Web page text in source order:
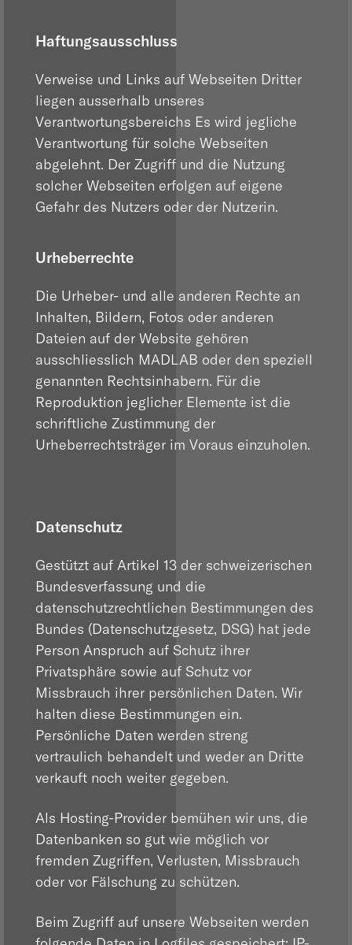
Haftungsausschluss
Verweise und Links auf Webseiten Dritter
liegen ausserhalb unseres
Verantwortungsbereichs Es wird jegliche
Verantwortung für solche Webseiten
abgelehnt. Der Zugriff und die Nutzung
solcher Webseiten erfolgen auf eigene
Gefahr des Nutzers oder der Nutzerin.
Urheberrechte
Die Urheber- und alle anderen Rechte an
Inhalten, Bildern, Fotos oder anderen
Dateien auf der Website gehören
ausschliesslich MADLAB oder den speziell
genannten Rechtsinhabern. Für die
Reproduktion jeglicher Elemente ist die
schriftliche Zustimmung der
Urheberrechtsträger im Voraus einzuholen.
Datenschutz
Gestützt auf Artikel 13 der schweizerischen
Bundesverfassung und die
datenschutzrechtlichen Bestimmungen des
Bundes (Datenschutzgesetz, DSG) hat jede
Person Anspruch auf Schutz ihrer
Privatsphäre sowie auf Schutz vor
Missbrauch ihrer persönlichen Daten. Wir
halten diese Bestimmungen ein.
Persönliche Daten werden streng
vertraulich behandelt und weder an Dritte
verkauft noch weiter gegeben.
Als Hosting-Provider bemühen wir uns, die
Datenbanken so gut wie möglich vor
fremden Zugriffen, Verlusten, Missbrauch
oder vor Fälschung zu schützen.
Beim Zugriff auf unsere Webseiten werden